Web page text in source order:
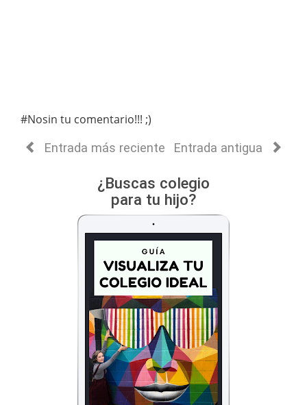
#Nosin tu comentario!!! ;)
Entrada más reciente Entrada antigua
¿Buscas colegio
para tu hijo?